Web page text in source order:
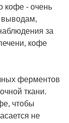
кофе - очень
выводам,
за
кофе
ферментов
ткани.
чтобы
не